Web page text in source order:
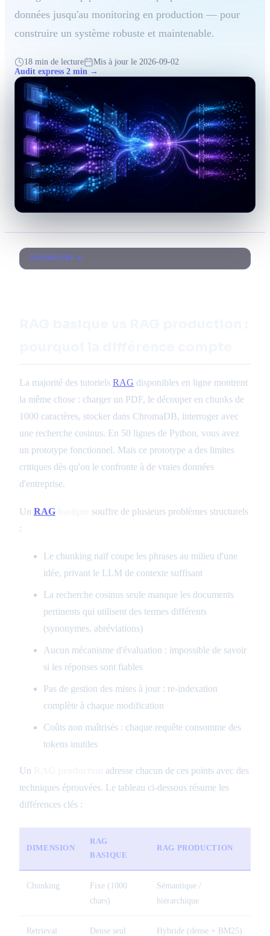
Tous les services
À propos
Contact
Réponse sous 24h · Audit sans engagement
données jusqu'au monitoring en production — pour
construire un système robuste et maintenable.
18 min de lecture
Mis à jour le 2026-09-02
Audit express 2 min →
SOMMAIRE
La majorité des tutoriels RAG disponibles en ligne montrent
la même chose : charger un PDF, le découper en chunks de
1000 caractères, stocker dans ChromaDB, interroger avec
une recherche cosinus. En 50 lignes de Python, vous avez
un prototype fonctionnel. Mais ce prototype a des limites
critiques dès qu'on le confronte à de vraies données
d'entreprise.
Un RAG
souffre de plusieurs problèmes structurels
:
Le chunking naïf coupe les phrases au milieu d'une
idée, privant le LLM de contexte suffisant
La recherche cosinus seule manque les documents
pertinents qui utilisent des termes différents
(synonymes, abréviations)
Aucun mécanisme d'évaluation : impossible de savoir
si les réponses sont fiables
Pas de gestion des mises à jour : re-indexation
complète à chaque modification
Coûts non maîtrisés : chaque requête consomme des
tokens inutiles
Un
adresse chacun de ces points avec des
techniques éprouvées. Le tableau ci-dessous résume les
différences clés :
DIMENSION
RAG
BASIQUE
RAG PRODUCTION
Chunking
Fixe (1000
chars)
Sémantique /
hiérarchique
Retrieval
Dense seul
Hybride (dense + BM25)